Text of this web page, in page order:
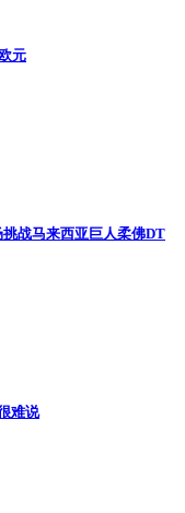
元
挑战马来西亚巨人柔佛DT
难说